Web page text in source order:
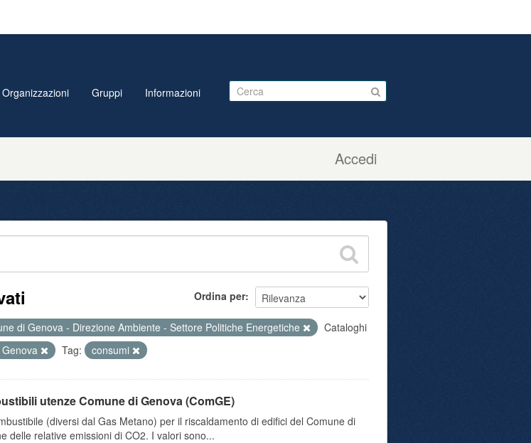
Accedi
Organizzazioni Gruppi Informazioni
Ordina per
di Genova - Direzione Ambiente - Settore Politiche Energetiche
Cataloghi
Tag: consumi
utenze Comune di Genova (ComGE)
(diversi dal Gas Metano) per il riscaldamento di edifici del Comune di
delle relative emissioni di CO2. I valori sono...